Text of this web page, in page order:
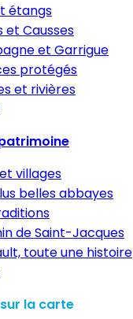
étangs
et Causses
et Garrigue
protégés
et rivières
villages
belles abbayes
de Saint-Jacques
toute une histoire
la carte